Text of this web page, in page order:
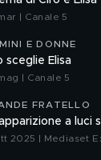
| Canale 5
E DONNE
sceglie Elisa
| Canale 5
FRATELLO
a luci
2025 | Mediaset